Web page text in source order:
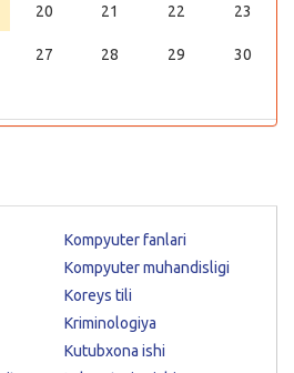
20 21 22 23
27 28 29 30
Kompyuter fanlari
Kompyuter muhandisligi
Koreys tili
Kriminologiya
Kutubxona ishi